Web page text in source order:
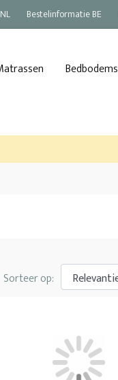
Bestelinformatie BE
Bedbodems
Sorteer op: